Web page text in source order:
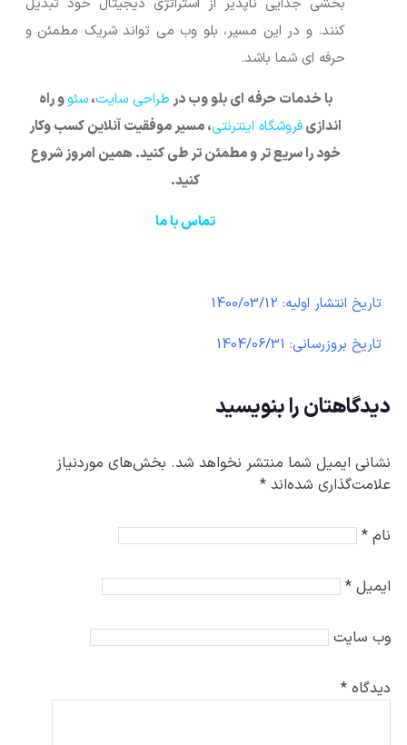
کنند. و در این مسیر، بلو وب می تواند شریک مطمئن و
حرفه ای شما باشد.
با خدمات حرفه ای بلو وب درطراحی سایت،سئوو راه
اندازیفروشگاه اینترنتی، مسیر موفقیت آنلاین کسب وکار
خود را سریع تر و مطمئن تر طی کنید. همین امروز شروع
کنید.
تماس با ما
تاریخ انتشار اولیه: 1400/03/12
تاریخ بروزرسانی: 1404/06/31
دیدگاهتان را بنویسید
نشانی ایمیل شما منتشر نخواهد شد. بخش‌های موردنیاز
علامت‌گذاری شده‌اند *
دیدگاه *
نام *
ایمیل *
وب‌ سایت